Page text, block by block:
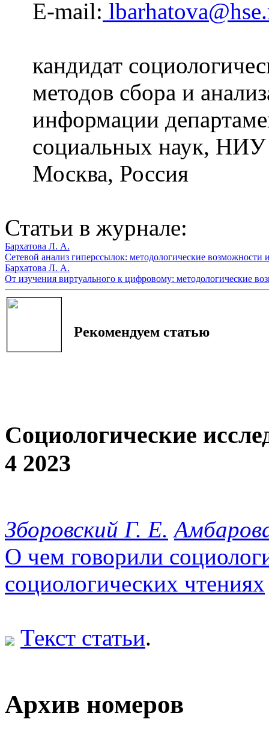
E-mail:
кандидат
методов сбора и
информации
социальных наук,
Москва, Россия
Статьи в журнале:
Бархатова Л. А.
Сетевой анализ гиперссылок: методологические возможности
Бархатова Л. А.
От изучения виртуального к цифровому: методологические
Рекомендуем статью
Социологические
4 2023
Зборовский Г. Е.
О чем говорили
социологических чтениях
Текст статьи.
Архив номеров